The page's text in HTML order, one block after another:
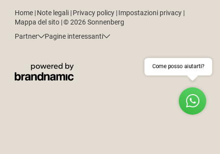
Home |Note legali |Privacy policy |Impostazioni privacy |
Mappa del sito |© 2026 Sonnenberg
Partner
Pagine interessanti
Come posso aiutarti?